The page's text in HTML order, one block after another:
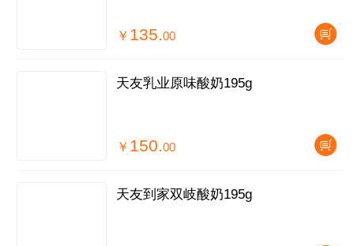
￥ 135.00
天友乳业原味酸奶195g
￥ 150.00
天友到家双岐酸奶195g